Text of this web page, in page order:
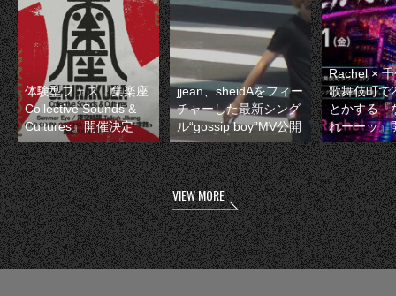
体験型フェス『集楽座
Collective Sounds &
Cultures』開催決定
jjean、sheidAをフィー
チャーした最新シング
ル“gossip boy”MV公開
Rachel ×
歌舞伎町で
とかする『
れーーッ』
VIEW MORE